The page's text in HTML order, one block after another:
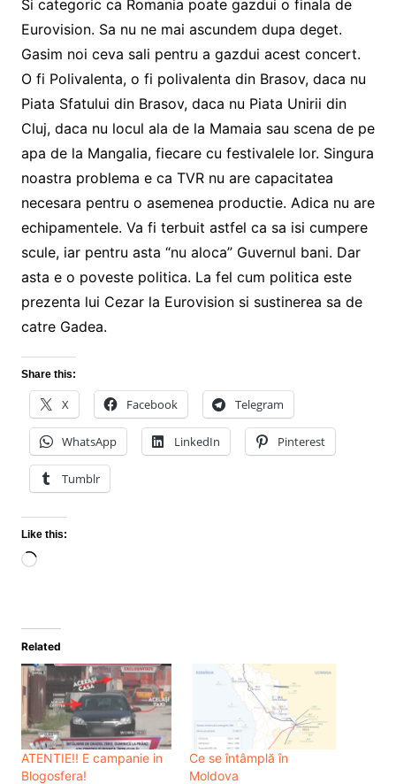
Si categoric ca Romania poate gazdui o finala de
Eurovision. Sa nu ne mai ascundem dupa deget.
Gasim noi ceva sali pentru a gazdui acest concert.
O fi Polivalenta, o fi polivalenta din Brasov, daca nu
Piata Sfatului din Brasov, daca nu Piata Unirii din
Cluj, daca nu locul ala de la Mamaia sau scena de pe
apa de la Mangalia, fiecare cu festivalele lor. Singura
noastra problema e ca TVR nu are capacitatea
necesara pentru o asemenea productie. Adica nu are
echipamentele. Va fi terbuit astfel ca sa isi cumpere
scule, iar pentru asta “nu aloca” Guvernul bani. Dar
asta e o poveste politica. La fel cum politica este
prezenta lui Cezar la Eurovision si sustinerea sa de
catre Gadea.
Share this:
X Facebook Telegram
WhatsApp LinkedIn Pinterest
Tumblr
Like this:
Loading…
Related
ATENTIE!! E campanie in
Blogosfera!
Ce se întâmplă în
Moldova